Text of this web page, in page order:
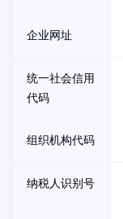
企业网址
统一社会信用
代码
组织机构代码
纳税人识别号